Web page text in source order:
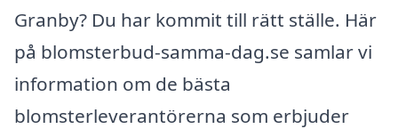
Granby? Du har kommit till rätt ställe. Här
på blomsterbud-samma-dag.se samlar vi
information om de bästa
blomsterleverantörerna som erbjuder